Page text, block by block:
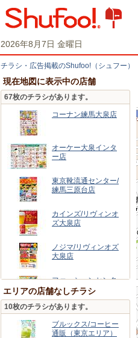
2026年8月7日 金曜日
チラシ・​広告掲載の​Shufoo!​（シュフー）
現在地図に表示中の店舗
67枚のチラシがあります。
コーナン練馬大泉店
オーケー大泉インタ
ー店
東京靴流通センター/
練馬三原台店
カインズ/リヴィンオ
ズ大泉店
ノジマ/リヴィンオズ
大泉店
ファッションセンタ
ーしまむら/土支田店
ドラッグセイムス
練馬大泉店
エリアの店舗なしチラシ
10枚のチラシがあります。
ブルックス/コーヒー
通販（東京エリア）